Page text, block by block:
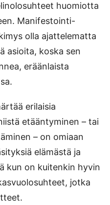
huomiotta
Manifestointi-
olla ajattelematta
asioita, koska sen
eräänlaista
erilaisia
etääntyminen – tai
– on omiaan
elämästä ja
kun on kuitenkin hyvin
jotka